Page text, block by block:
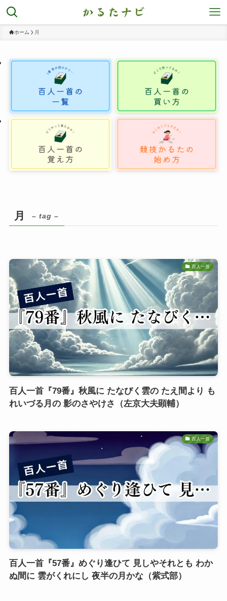
ホーム 月
月 – tag –
百人一首
百人一首『79番』秋風に たなびく雲の たえ間より も
れいづる月の 影のさやけさ（左京大夫顕輔）
百人一首
百人一首『57番』めぐり逢ひて 見しやそれとも わか
ぬ間に 雲がくれにし 夜半の月かな（紫式部）